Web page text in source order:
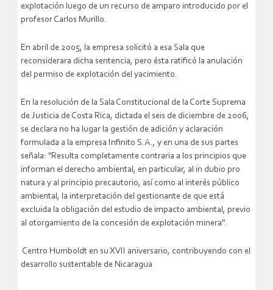
explotación luego de un recurso de amparo introducido por el
profesor Carlos Murillo.
En abril de 2005, la empresa solicitó a esa Sala que
reconsiderara dicha sentencia, pero ésta ratificó la anulación
del permiso de explotación del yacimiento.
En la resolución de la Sala Constitucional de la Corte Suprema
de Justicia de Costa Rica, dictada el seis de diciembre de 2006,
se declara no ha lugar la gestión de adición y aclaración
formulada a la empresa Infinito S.A., y en una de sus partes
señala: "Resulta completamente contraria a los principios que
informan el derecho ambiental, en particular, al in dubio pro
natura y al principio precautorio, así como al interés público
ambiental, la interpretación del gestionante de que está
excluida la obligación del estudio de impacto ambiental, previo
al otorgamiento de la concesión de explotación minera".
Centro Humboldt en su XVII aniversario, contribuyendo con el
desarrollo sustentable de Nicaragua